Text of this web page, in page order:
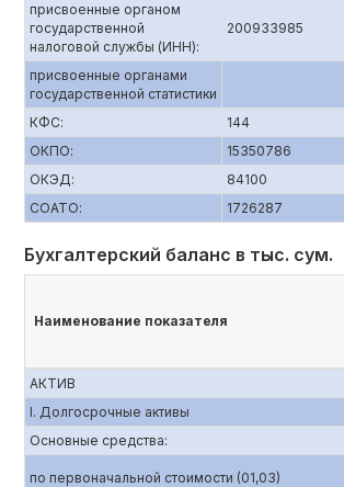
присвоенные органом
государственной
налоговой службы (ИНН):
200933985
присвоенные органами
государственной статистики
КФС:
144
ОКПО:
15350786
ОКЭД:
84100
СОАТО:
1726287
Бухгалтерский баланс в тыс. сум.
Наименование показателя
АКТИВ
I. Долгосрочные активы
Основные средства:
по первоначальной стоимости (01,03)